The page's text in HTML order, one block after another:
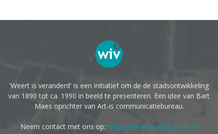
'Weert is veranderd' is een initiatief om de de stadsontwikkeling
van 1890 tot ca. 1990 in beeld te presenteren. Een idee van Bart
Maes oprichter van Art-is communicatiebureau.
Neem contact met ons op: redactie@artismediagroep.nl